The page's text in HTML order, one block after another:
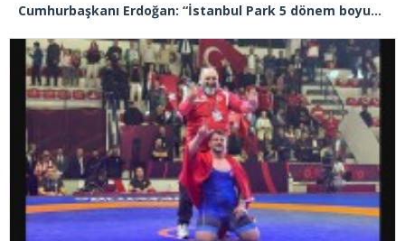
Cumhurbaşkanı Erdoğan: “İstanbul Park 5 dönem boyunca yarışlara ev sahipliği yapacak”